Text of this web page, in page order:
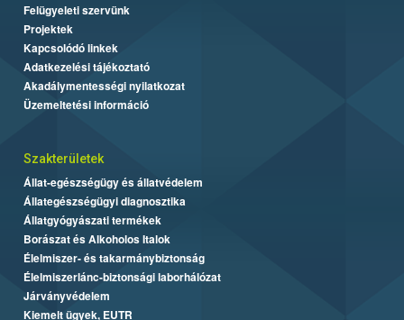
Felügyeleti szervünk
Projektek
Kapcsolódó linkek
Adatkezelési tájékoztató
Akadálymentességi nyilatkozat
Üzemeltetési információ
Szakterületek
Állat-egészségügy és állatvédelem
Állategészségügyi diagnosztika
Állatgyógyászati termékek
Borászat és Alkoholos Italok
Élelmiszer- és takarmánybiztonság
Élelmiszerlánc-biztonsági laborhálózat
Járványvédelem
Kiemelt ügyek, EUTR